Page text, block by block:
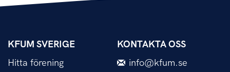
KFUM SVERIGE
Hitta förening
KONTAKTA OSS
info@kfum.se